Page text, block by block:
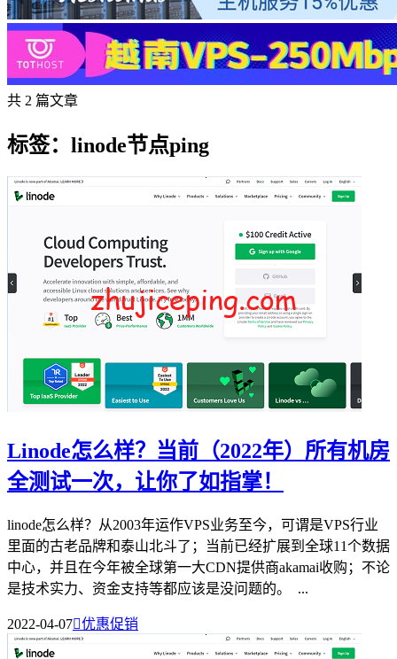
共 2 篇文章
标签：linode节点ping
Linode怎么样？当前（2022年）所有机房
全测试一次，让你了如指掌！
linode怎么样？从2003年运作VPS业务至今，可谓是VPS行业
里面的古老品牌和泰山北斗了；当前已经扩展到全球11个数据
中心，并且在今年被全球第一大CDN提供商akamai收购；不论
是技术实力、资金支持等都应该是没问题的。 ...
2022-04-07优惠促销